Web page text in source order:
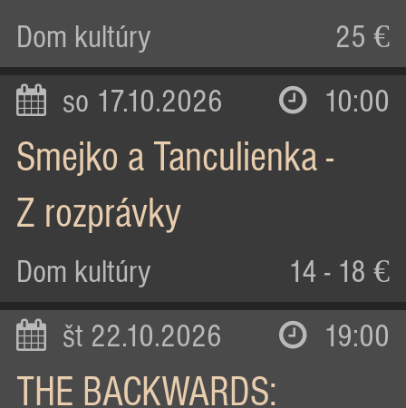
Dom kultúry 25 €
so 17.10.2026 10:00
Smejko a Tanculienka -
Z rozprávky
Dom kultúry 14 - 18 €
št 22.10.2026 19:00
THE BACKWARDS: